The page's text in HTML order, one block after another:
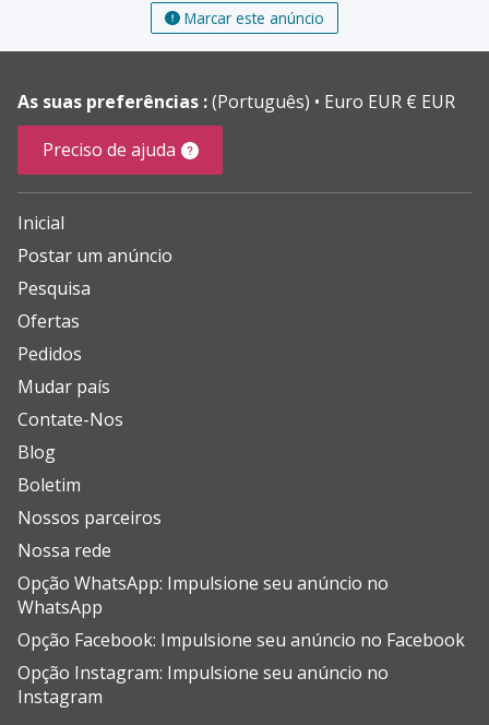
Marcar este anúncio
As suas preferências :(Português)
Euro EUR € EUR
Preciso de ajuda
Inicial
Postar um anúncio
Pesquisa
Ofertas
Pedidos
Mudar país
Contate-Nos
Blog
Boletim
Nossos parceiros
Nossa rede
Opção WhatsApp: Impulsione seu anúncio no
WhatsApp
Opção Facebook: Impulsione seu anúncio no Facebook
Opção Instagram: Impulsione seu anúncio no
Instagram